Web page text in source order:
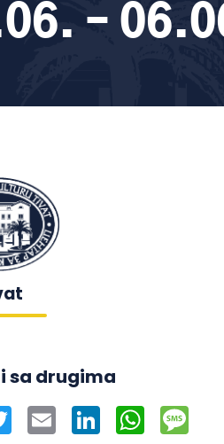
–
sa drugima
Twitter Email LinkedInWhatsApp